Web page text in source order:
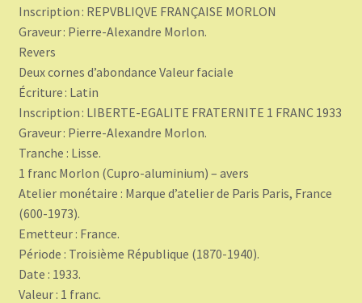
Inscription : REPVBLIQVE FRANÇAISE MORLON
Graveur : Pierre-Alexandre Morlon.
Revers
Deux cornes d’abondance Valeur faciale
Écriture : Latin
Inscription : LIBERTE-EGALITE FRATERNITE 1 FRANC 1933
Graveur : Pierre-Alexandre Morlon.
Tranche : Lisse.
1 franc Morlon (Cupro-aluminium) – avers
Atelier monétaire : Marque d’atelier de Paris Paris, France
(600-1973).
Emetteur : France.
Période : Troisième République (1870-1940).
Date : 1933.
Valeur : 1 franc.